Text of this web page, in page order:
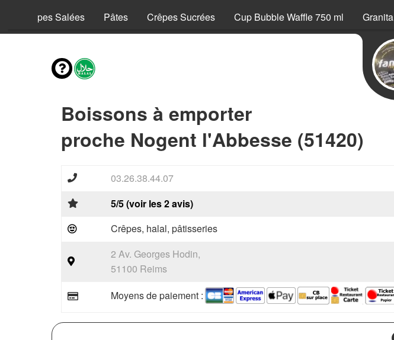
Crêpes Salées Pâtes Crêpes Sucrées Cup Bubble Waffle 750 ml Granita
Boissons à emporter
proche Nogent l'Abbesse (51420)
03.26.38.44.07
5/5 (voir les 2 avis)
Crêpes, halal, pâtisseries
2 Av. Georges Hodin,
51100 Reims
Moyens de paiement :